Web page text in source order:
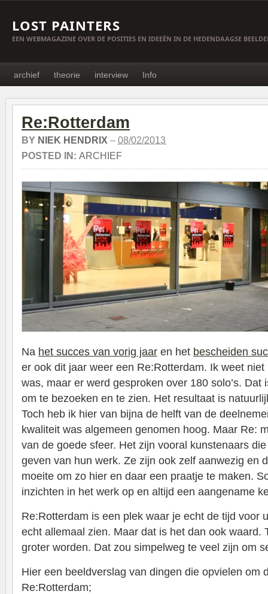
LOST PAINTERS
EEN WEBMAGAZINE OVER DE POSITIES EN IDEEËN IN DE HEDENDAAGSE
archief theorie interview Info
Re:Rotterdam
BY NIEK HENDRIX – 08/02/2013
POSTED IN: ARCHIEF
Na het succes van vorig jaar en het bescheiden
er ook dit jaar weer een Re:Rotterdam. Ik weet
was, maar er werd gesproken over 180 solo’s. Dat
om te bezoeken en te zien. Het resultaat is
Toch heb ik hier van bijna de helft van de
kwaliteit was algemeen genomen hoog. Maar Re:
van de goede sfeer. Het zijn vooral kunstenaars
geven van hun werk. Ze zijn ook zelf aanwezig en
moeite om zo hier en daar een praatje te maken.
inzichten in het werk op en altijd een aangename
Re:Rotterdam is een plek waar je echt de tijd voor
echt allemaal zien. Maar dat is het dan ook waard.
groter worden. Dat zou simpelweg te veel zijn om
Hier een beeldverslag van dingen die opvielen om
Re:Rotterdam;